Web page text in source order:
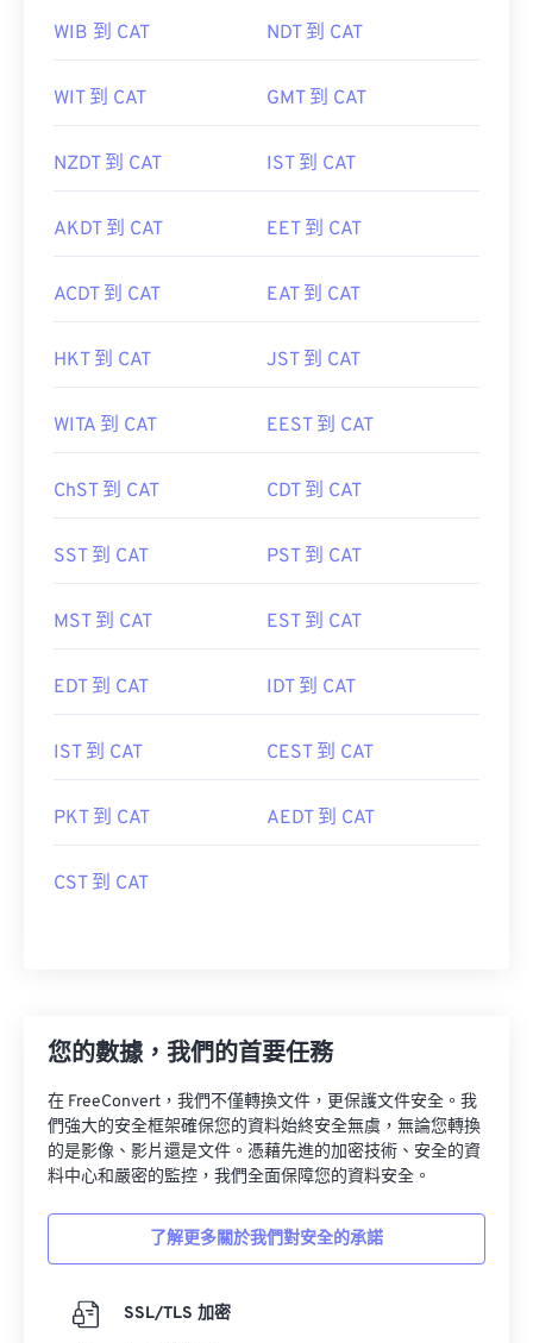
WIB 到 CAT NDT 到 CAT
WIT 到 CAT GMT 到 CAT
NZDT 到 CAT IST 到 CAT
AKDT 到 CAT EET 到 CAT
ACDT 到 CAT EAT 到 CAT
HKT 到 CAT JST 到 CAT
WITA 到 CAT EEST 到 CAT
ChST 到 CAT CDT 到 CAT
SST 到 CAT PST 到 CAT
MST 到 CAT EST 到 CAT
EDT 到 CAT IDT 到 CAT
IST 到 CAT CEST 到 CAT
PKT 到 CAT AEDT 到 CAT
CST 到 CAT
您的數據，我們的首要任務
在 FreeConvert，我們不僅轉換文件，更保護文件安全。我
們強大的安全框架確保您的資料始終安全無虞，無論您轉換
的是影像、影片還是文件。憑藉先進的加密技術、安全的資
料中心和嚴密的監控，我們全面保障您的資料安全。
了解更多關於我們對安全的承諾
SSL/TLS 加密